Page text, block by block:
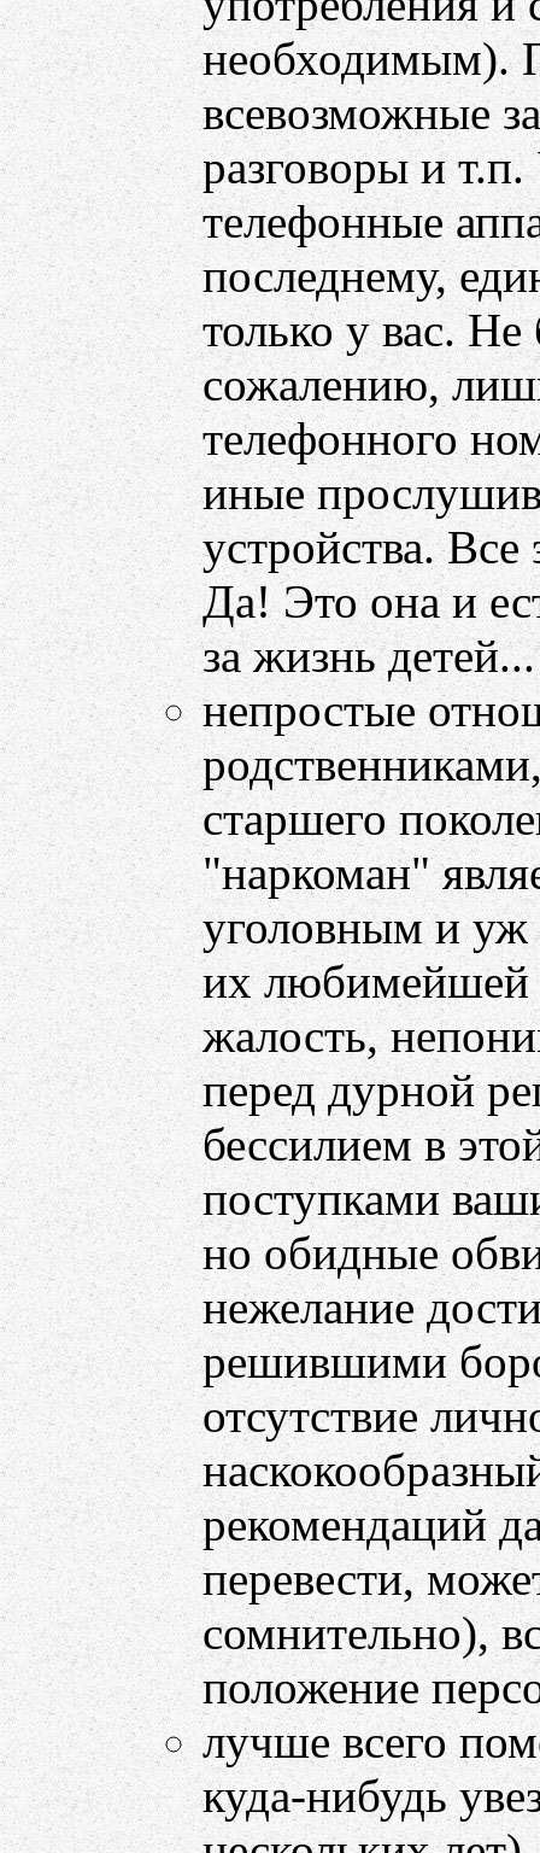
необходимым).
всевозможные
разговоры и
телефонные
последнему,
только у вас.
сожалению,
телефонного
иные
устройства.
Да! Это она и
за жизнь детей...
непростые
старшего
"наркоман"
уголовным и уж
их любимейшей
жалость,
перед дурной
бессилием в
поступками
но обидные
нежелание
решившими
отсутствие
рекомендаций
перевести,
сомнительно),
положение
лучше всего
куда-нибудь